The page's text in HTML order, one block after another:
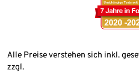
Alle Preise verstehen sich inkl.
zzgl.